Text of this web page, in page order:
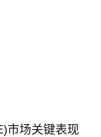
市场关键表现